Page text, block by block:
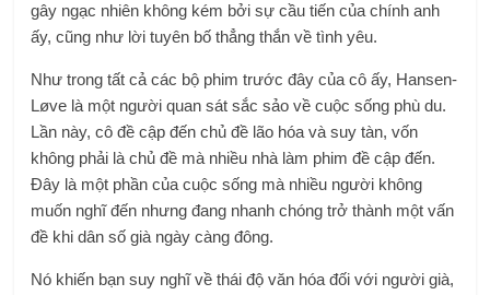
gây ngạc nhiên không kém bởi sự cầu tiến của chính anh
ấy, cũng như lời tuyên bố thẳng thắn về tình yêu.
Như trong tất cả các bộ phim trước đây của cô ấy, Hansen-
Løve là một người quan sát sắc sảo về cuộc sống phù du.
Lần này, cô đề cập đến chủ đề lão hóa và suy tàn, vốn
không phải là chủ đề mà nhiều nhà làm phim đề cập đến.
Đây là một phần của cuộc sống mà nhiều người không
muốn nghĩ đến nhưng đang nhanh chóng trở thành một vấn
đề khi dân số già ngày càng đông.
Nó khiến bạn suy nghĩ về thái độ văn hóa đối với người già,